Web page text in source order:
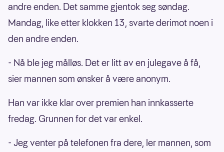
andre enden. Det samme gjentok seg søndag.
Mandag, like etter klokken 13, svarte derimot noen i
den andre enden.
- Nå ble jeg målløs. Det er litt av en julegave å få,
sier mannen som ønsker å være anonym.
Han var ikke klar over premien han innkasserte
fredag. Grunnen for det var enkel.
- Jeg venter på telefonen fra dere, ler mannen, som